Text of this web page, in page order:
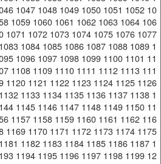
1047 1048 1049 1050 1051 1052 10
1059 1060 1061 1062 1063 1064 106
1071 1072 1073 1074 1075 1076 1077
1083 1084 1085 1086 1087 1088 1089 1
1096 1097 1098 1099 1100 1101 11
1108 1109 1110 1111 1112 1113 111
1120 1121 1122 1123 1124 1125 1126
1132 1133 1134 1135 1136 1137 1138 1
1145 1146 1147 1148 1149 1150 11
1157 1158 1159 1160 1161 1162 116
1169 1170 1171 1172 1173 1174 1175
1181 1182 1183 1184 1185 1186 1187 1
1194 1195 1196 1197 1198 1199 12